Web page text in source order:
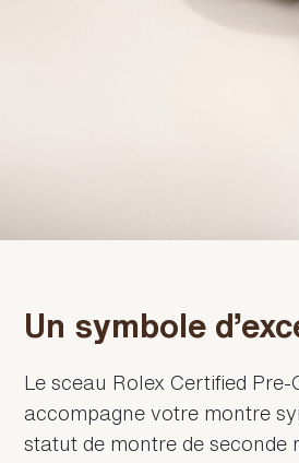
Un symbole
Le sceau Rolex Certified
accompagne votre montre
statut de montre de seconde